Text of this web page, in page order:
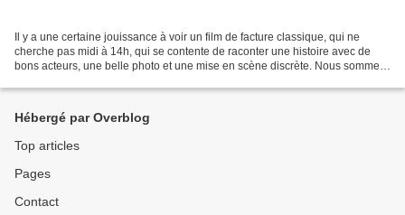
Il y a une certaine jouissance à voir un film de facture classique, qui ne
cherche pas midi à 14h, qui se contente de raconter une histoire avec de
bons acteurs, une belle photo et une mise en scène discrète. Nous sommes
Hébergé par Overblog
Top articles
Pages
Contact